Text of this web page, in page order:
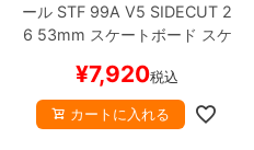
ール STF 99A V5 SIDECUT 2
6 53mm スケートボード スケ
¥7,920税込
カートに入れる